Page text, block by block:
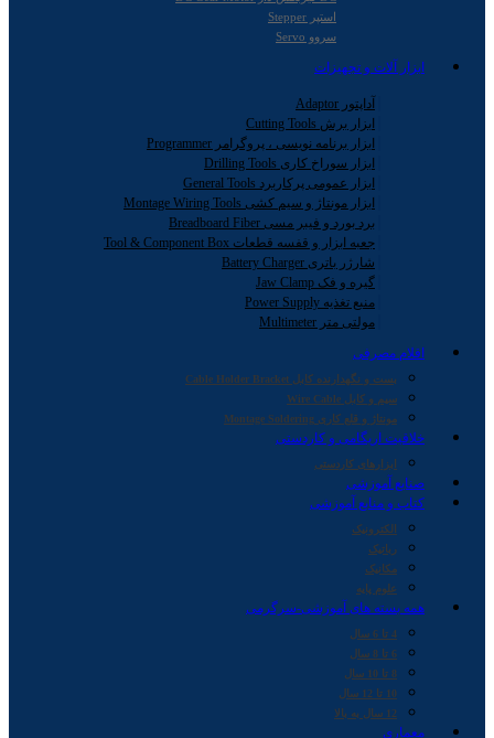
استپر Stepper
سروو Servo
ابزار آلات و تجهیزات
آداپتور Adaptor
ابزار برش Cutting Tools
ابزار برنامه نویسی ، پروگرامر Programmer
ابزار سوراخ کاری Drilling Tools
ابزار عمومی پرکاربرد General Tools
ابزار مونتاژ و سیم کشی Montage Wiring Tools
برد بورد و فیبر مسی Breadboard Fiber
جعبه ابزار و قفسه قطعات Tool & Component Box
شارژر باتری Battery Charger
گیره و فک Jaw Clamp
منبع تغذیه Power Supply
مولتی متر Multimeter
اقلام مصرفی
بست و نگهدارنده کابل Cable Holder Bracket
سیم و کابل Wire Cable
مونتاژ و قلع کاری Montage Soldering
خلاقیت اریگامی و کاردستی
ابزارهای کاردستی
صنایع آموزشی
کتاب و منابع آموزشی
الکترونیک
رباتیک
مکانیک
علوم پایه
همه بسته های آموزشی-سرگرمی
4 تا 6 سال
6 تا 8 سال
8 تا 10 سال
10 تا 12 سال
12 سال به بالا
معماری